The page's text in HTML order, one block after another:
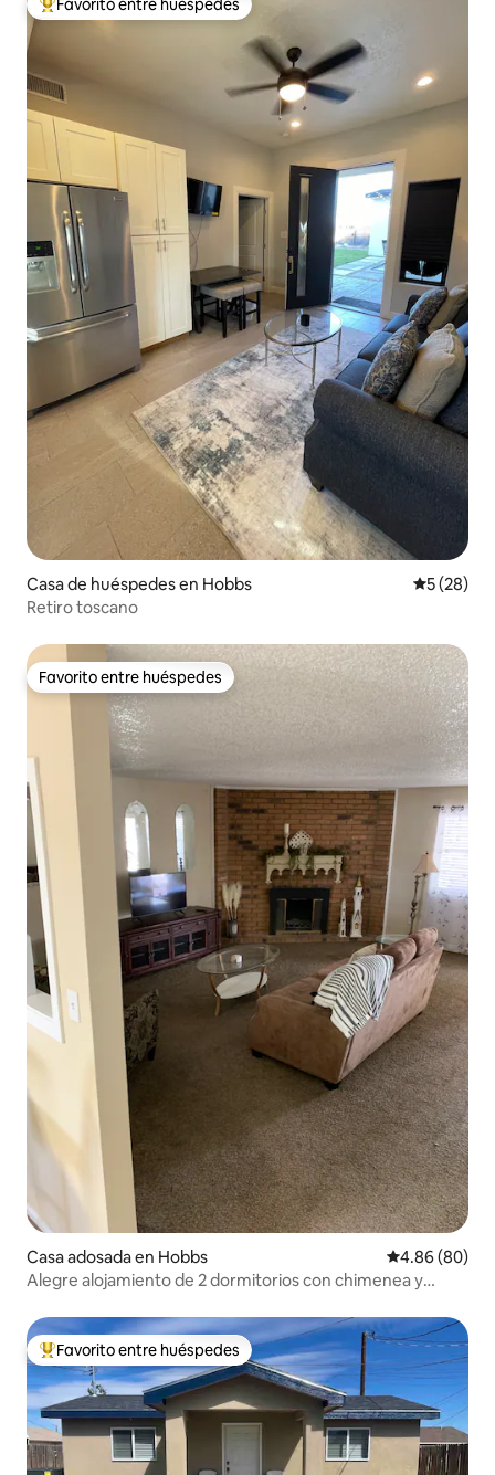
Favorito entre huéspedes preferido
Favorito entre huéspedes
Casa de huéspedes en Hobbs
5 (28)
Retiro toscano
Favorito entre huéspedes
Favorito entre huéspedes
Casa adosada en Hobbs Calificación
4.86 (80)
Alegre alojamiento de 2 dormitorios con chimenea y
Favorito entre huéspedes preferido
Favorito entre huéspedes